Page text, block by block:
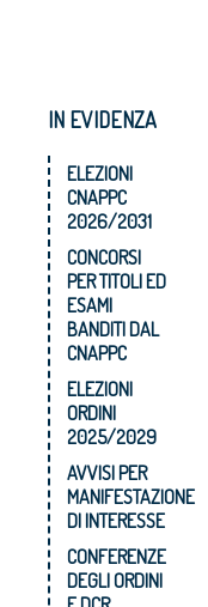
IN EVIDENZA
ELEZIONI
CNAPPC
2026/2031
CONCORSI
PER TITOLI ED
ESAMI
BANDITI DAL
CNAPPC
ELEZIONI
ORDINI
2025/2029
AVVISI PER
MANIFESTAZIONE
DI INTERESSE
CONFERENZE
DEGLI ORDINI